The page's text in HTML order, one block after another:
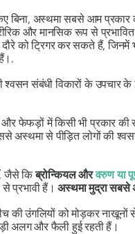
बिना, अस्थमा सबसे आम प्रकार
और मानसिक रूप से
को ट्रिगर कर सकते हैं, जिनमें
संबंधी विकारों के उपचार के
फेफड़ों में किसी भी प्रकार की
अस्थमा से पीड़ित लोगों की
जैसे किब्रोन्कियल औरवरुणया
प्रभावी हैं।अस्थमा मुद्रासबसे
की उंगलियों को मोड़कर नाखूनों से
अलग और फैली हुई रहती हैं।